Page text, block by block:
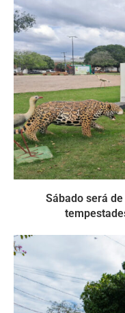
Sábado será